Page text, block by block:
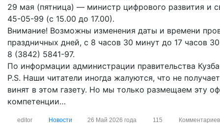
29 мая (пятница) — министр цифрового развития и
45-05-99 (с 15.00 до 17.00).
Внимание! Возможны изменения даты и времени
праздничных дней, с 8 часов 30 минут до 17 часов
8 (3842) 5841-97.
По информации администрации правительства
P.S. Наши читатели иногда жалуются, что не
винят в этом газету. Но мы только размещаем эту
компетенции…
editor Новости 26 Май 2026 года 115